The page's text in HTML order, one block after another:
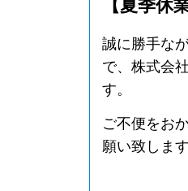
【夏季休
誠に勝手な
で、株式会
す。
ご不便をお
願い致します